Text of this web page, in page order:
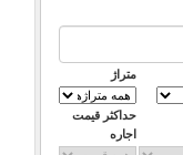
متراژ
حداکثر قیمت
اجاره